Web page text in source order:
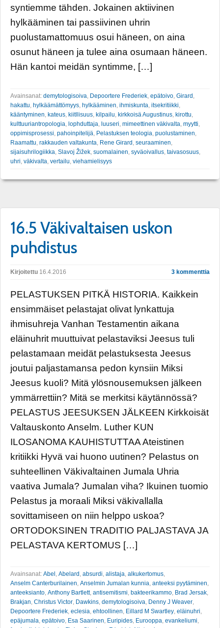
syntiemme tähden. Jokainen aktiivinen
hylkääminen tai passiivinen uhrin
puolustamattomuus osui häneen, on aina
osunut häneen ja tulee aina osumaan häneen.
Hän kantoi meidän syntimme, […]
Avainsanat: demytologisoiva Depoortere Frederiek epätoivo Girard
hakattu hylkäämättömyys hylkääminen ihmiskunta itsekritiikki
kääntyminen kateus kiitllisuus kilpailu kirkkoisä Augustinus kirottu
kulttuuriantropologia lophduttaja luuseri mimeettinen väkivalta myytti
oppimisprosessi pahoinpitelijä Pelastuksen teologia puolustaminen
Raamattu rakkauden valtakunta Rene Girard seuraaminen
sijaisuhrilogiikka Slavoj Žižek suomalainen syväoivallus taivasosuus
uhri väkivalta vertailu viehamielisyys
16.5 Väkivaltaisen uskon
puhdistus
Kirjoitettu 16.4.2016 3 kommenttia
PELASTUKSEN PITKÄ HISTORIA. Kaikkein
ensimmäiset pelastajat olivat lynkattuja
ihmisuhreja Vanhan Testamentin aikana
eläinuhrit muuttuivat pelastaviksi Jeesus tuli
pelastamaan meidät pelastuksesta Jeesus
joutui paljastamansa pedon kynsiin Miksi
Jeesus kuoli? Mitä ylösnousemuksen jälkeen
ymmärrettiin? Mitä se merkitsi käytännössä?
PELASTUS JEESUKSEN JÄLKEEN Kirkkoisät
Valtauskonto Anselm. Luther KUN
ILOSANOMA KAUHISTUTTAA Ateistinen
kritiikki Hyvä vai huono uutinen? Pelastus on
suhteellinen Väkivaltainen Jumala Uhria
vaativa Jumala? Jumalan viha? Ikuinen tuomio
Pelastus ja moraali Miksi väkivallalla
sovittamiseen on niin helppo uskoa?
ORTODOKSINEN TRADITIO PALJASTAVA JA
PELASTAVA KERTOMUS […]
Avainsanat: Abel , Abelard , absurdi, alistaja, alkukertomus,
Anselm Canterburilainen, Anselmin Jumalan kunnia, anteeksi pyytäminen,
anteeksianto, Anthony Bartlett, antisemitismi, bakteerikammo, Brad Jersak,
Brakjan, Christus Victor, Dawkins, demytologisoiva, Denny J Weaver,
Depoortere Frederiek, eclesia, ehtoollinen, Eillard M Swartley, eläinuhri,
epäjumala, epätoivo, Esa Saarinen, Euripides, Eurooppa, evankeliumi,